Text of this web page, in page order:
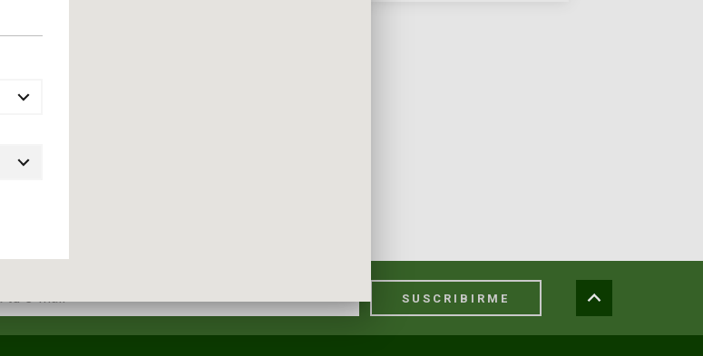
SUSCRIBIRME